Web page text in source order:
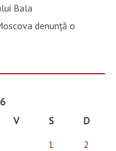
Bala
denunţă o
V S
D
1
2